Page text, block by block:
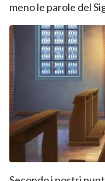
meno le parole del